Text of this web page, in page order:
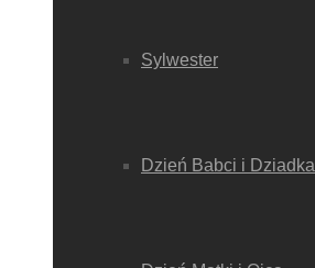
Sylwester
Dzień Babci i Dziadka